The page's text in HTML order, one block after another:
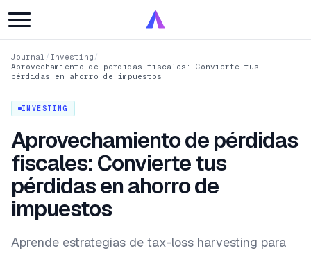
Journal / Investing /
Aprovechamiento de pérdidas fiscales: Convierte tus
pérdidas en ahorro de impuestos
INVESTING
Aprovechamiento de pérdidas
fiscales: Convierte tus
pérdidas en ahorro de
impuestos
Aprende estrategias de tax-loss harvesting para